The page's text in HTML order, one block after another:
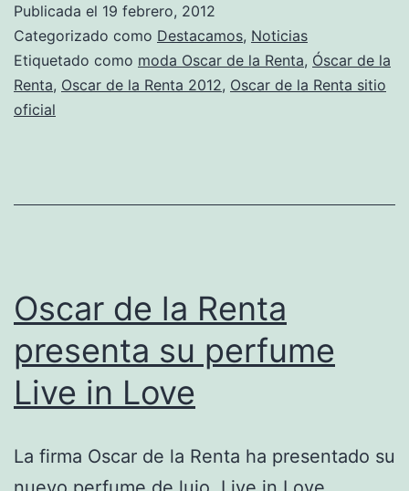
Publicada el 19 febrero, 2012
Categorizado como Destacamos, Noticias
Etiquetado como moda Oscar de la Renta, Óscar de la
Renta, Oscar de la Renta 2012, Oscar de la Renta sitio
oficial
Oscar de la Renta
presenta su perfume
Live in Love
La firma Oscar de la Renta ha presentado su